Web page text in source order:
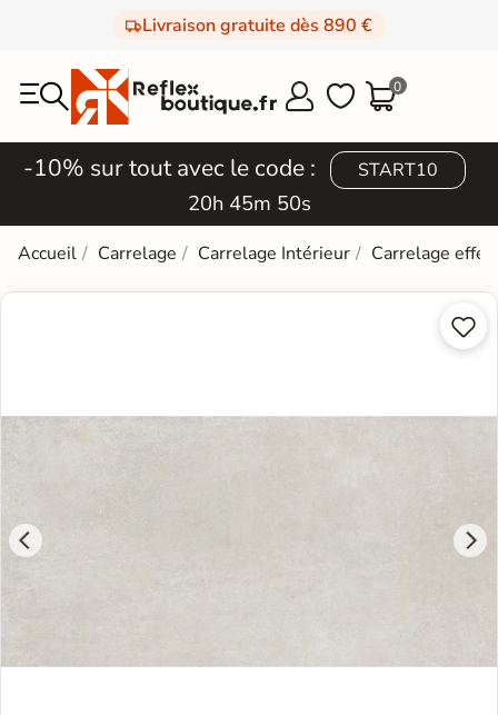
Livraison gratuite dès 890 €
  0
-10% sur tout avec le code : START10
20h 45m 49s
Accueil Carrelage Carrelage Intérieur Carrelage effet

